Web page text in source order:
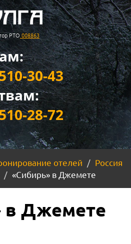
РТО 008863
30-43
28-72
отелей
Россия
«Сибирь» в Джемете
в Джемете